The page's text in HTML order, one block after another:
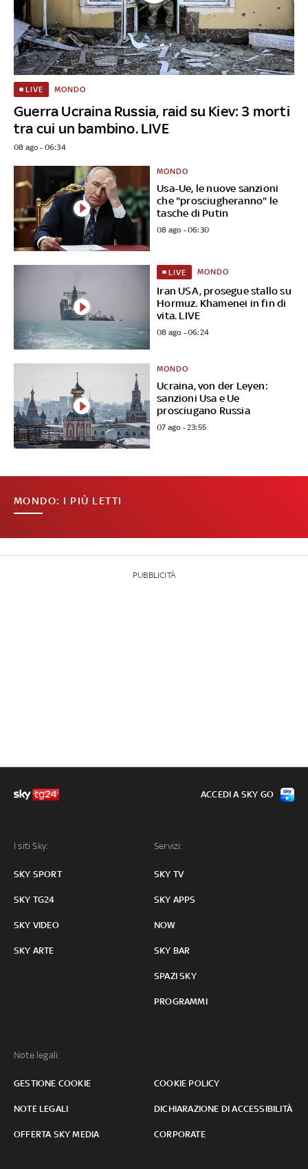
Guerra Ucraina Russia, raid su Kiev: 3 morti
tra cui un bambino. LIVE
LIVE MONDO
08 ago - 06:34
Usa-Ue, le nuove sanzioni
che "prosciugheranno" le
tasche di Putin
MONDO
08 ago - 06:30
Iran USA, prosegue stallo su
Hormuz. Khamenei in fin di
vita. LIVE
LIVE MONDO
08 ago - 06:24
Ucraina, von der Leyen:
sanzioni Usa e Ue
prosciugano Russia
MONDO
07 ago - 23:55
MONDO: I PIÙ LETTI
PUBBLICITÀ
I siti Sky:
SKY SPORT
SKY TG24
SKY VIDEO
SKY ARTE
Servizi:
SKY TV
SKY APPS
NOW
SKY BAR
SPAZI SKY
PROGRAMMI
Note legali:
GESTIONE COOKIE COOKIE POLICY
NOTE LEGALI DICHIARAZIONE DI ACCESSIBILITÀ
OFFERTA SKY MEDIA CORPORATE
ACCEDI A SKY GO